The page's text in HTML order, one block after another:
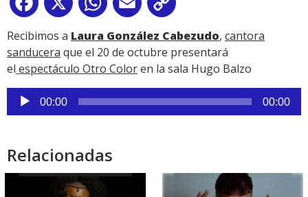
Facebook
X WhatsApp
Email
Link
Recibimos a Laura González Cabezudo, cantora
sanducera que el 20 de octubre presentará
el espectáculo Otro Coloren la sala Hugo Balzo
Reproductor
de
00:00 00:00
Relacionadas